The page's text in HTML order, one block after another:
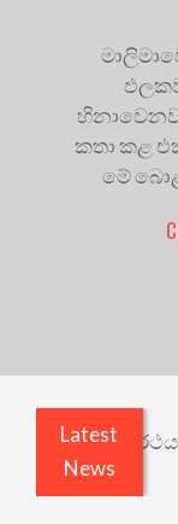
කතා කළ
මේ
Latest
News
වෙනත්